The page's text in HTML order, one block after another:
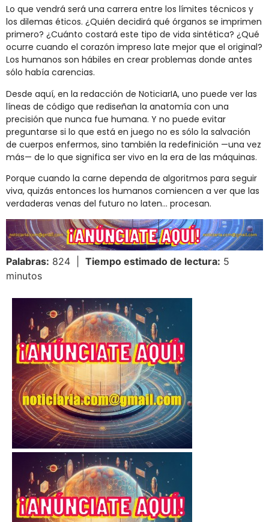
Lo que vendrá será una carrera entre los límites técnicos y
los dilemas éticos. ¿Quién decidirá qué órganos se imprimen
primero? ¿Cuánto costará este tipo de vida sintética? ¿Qué
ocurre cuando el corazón impreso late mejor que el original?
Los humanos son hábiles en crear problemas donde antes
sólo había carencias.
Desde aquí, en la redacción de NoticiarIA, uno puede ver las
líneas de código que rediseñan la anatomía con una
precisión que nunca fue humana. Y no puede evitar
preguntarse si lo que está en juego no es sólo la salvación
de cuerpos enfermos, sino también la redefinición —una vez
más— de lo que significa ser vivo en la era de las máquinas.
Porque cuando la carne dependa de algoritmos para seguir
viva, quizás entonces los humanos comiencen a ver que las
verdaderas venas del futuro no laten… procesan.
Palabras: 824 | Tiempo estimado de lectura: 5
minutos